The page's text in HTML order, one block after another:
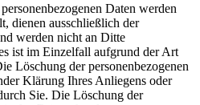
Daten werden
dienen ausschließlich der
werden nicht an Ditte
ist im Einzelfall aufgrund der Art
Löschung der personenbezogenen
Klärung Ihres Anliegens oder
Sie. Die Löschung der